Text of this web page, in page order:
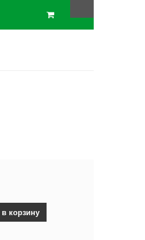
корзину